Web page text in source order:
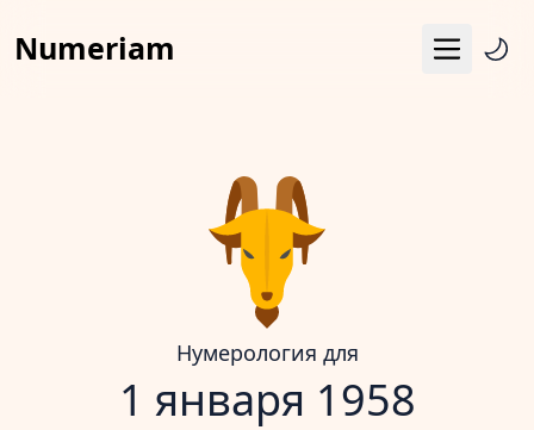
Numeriam Меню
Матрица судьбы
Гороскоп
Календарь
Нумерология для
1 января 1958